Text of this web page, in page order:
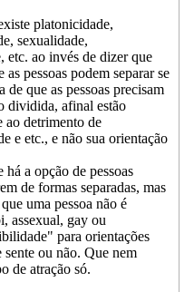
platonicidade,
sexualidade,
etc. ao invés de dizer que
pessoas podem separar se
de que as pessoas precisam
dividida, afinal estão
ao detrimento de
e etc., e não sua orientação
a opção de pessoas
de formas separadas, mas
uma pessoa não é
assexual, gay ou
para orientações
sente ou não. Que nem
de atração só.